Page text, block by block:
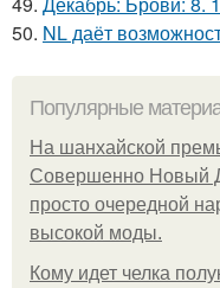
50. NL даёт
Популярные
На шанхайской
Совершенно Новый
просто очередной
высокой моды.
Кому идет челка